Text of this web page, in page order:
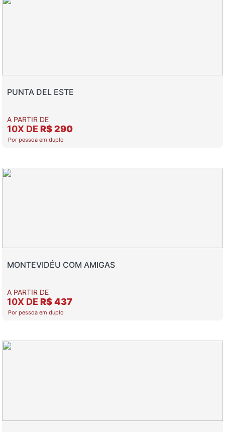
PUNTA DEL ESTE
A PARTIR DE
10X DE R$ 290
Por pessoa em duplo
MONTEVIDÉU COM AMIGAS
A PARTIR DE
10X DE R$ 437
Por pessoa em duplo